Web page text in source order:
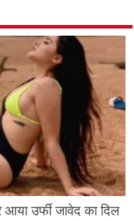
उर्फी जावेद का दिल